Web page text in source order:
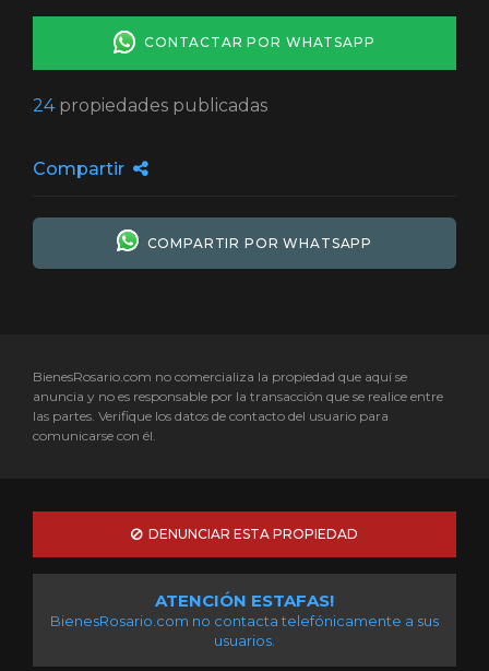
CONTACTAR POR WHATSAPP
24propiedades publicadas
Compartir
COMPARTIR POR WHATSAPP
BienesRosario.com no comercializa la propiedad que aquí se
anuncia y no es responsable por la transacción que se realice entre
las partes. Verifique los datos de contacto del usuario para
comunicarse con él.
DENUNCIAR ESTA PROPIEDAD
ATENCIÓN ESTAFAS!
BienesRosario.com no contacta telefónicamente a sus
usuarios.